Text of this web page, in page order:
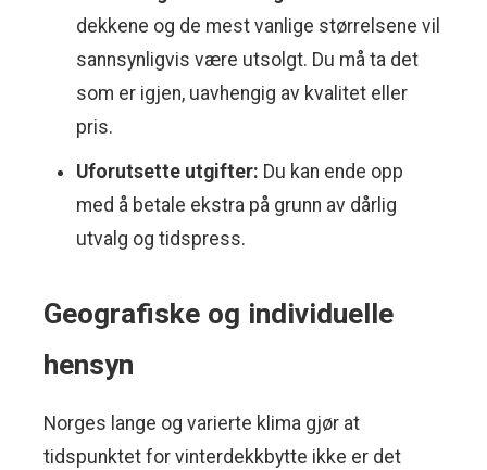
dekkene og de mest vanlige størrelsene vil
sannsynligvis være utsolgt. Du må ta det
som er igjen, uavhengig av kvalitet eller
pris.
Uforutsette utgifter: Du kan ende opp
med å betale ekstra på grunn av dårlig
utvalg og tidspress.
Geografiske og individuelle
hensyn
Norges lange og varierte klima gjør at
tidspunktet for vinterdekkbytte ikke er det